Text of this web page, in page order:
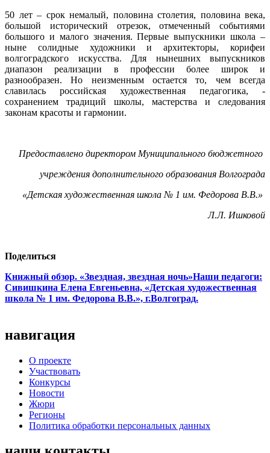
50 лет – срок немалый, половина столетия, половина века,
большой исторический отрезок, отмеченный событиями
большого и малого значения. Первые выпускники школа –
ныне солидные художники и архитекторы, корифеи
волгоградского искусства. Для нынешних выпускников
диапазон реализации в профессии более широк и
разнообразен. Но неизменным остается то, чем всегда
славилась российская художественная педагогика, -
сохранением традиций школы, мастерства и следования
законам красоты и гармонии.
Предоставлено директором Муниципального бюджетного
учреждения дополнительного образования Волгограда
«Детская художественная школа № 1 им. Федорова В.В.»
Л.Л. Ишковой
Поделиться
Книжный обзор. «Звездная, звездная ночь»Наши педагоги:
Сивишкина Елена Евгеньевна, «Детская художественная
школа № 1 им. Федорова В.В.», г.Волгоград.
навигация
О проекте
Участвовать
Конкурсы
Новости
Жюри
Регионы
Политика обработки персональных данных